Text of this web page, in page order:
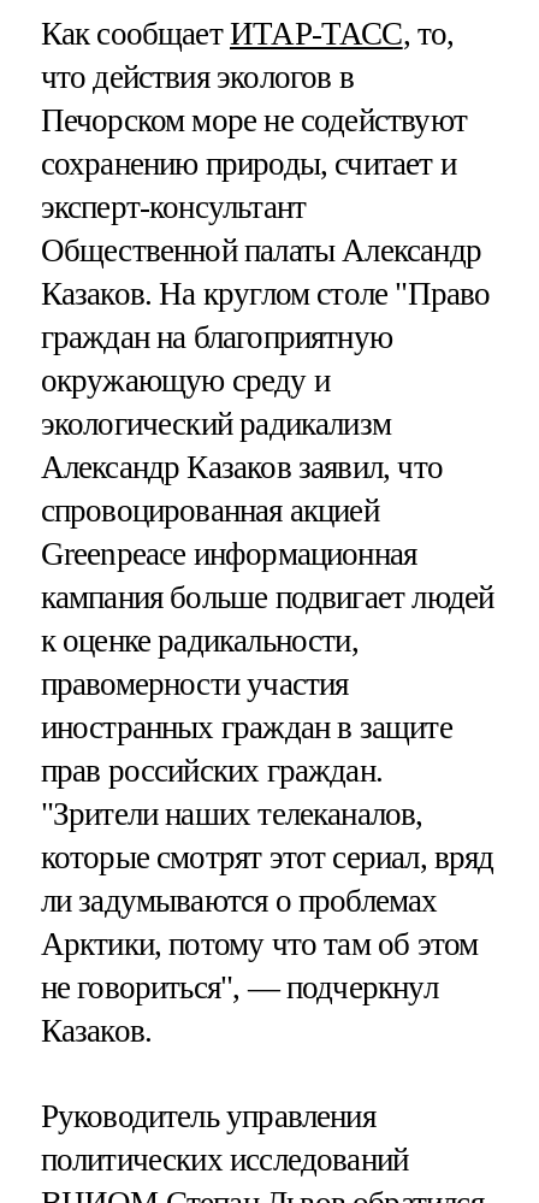
Как сообщаетИТАР-ТАСС, то,
что действия экологов в
Печорском море не содействуют
сохранению природы, считает и
эксперт-консультант
Общественной палаты Александр
Казаков. На круглом столе "Право
граждан на благоприятную
окружающую среду и
экологический радикализм
Александр Казаков заявил, что
спровоцированная акцией
Greenpeace информационная
кампания больше подвигает людей
к оценке радикальности,
правомерности участия
иностранных граждан в защите
прав российских граждан.
"Зрители наших телеканалов,
которые смотрят этот сериал, вряд
ли задумываются о проблемах
Арктики, потому что там об этом
не говориться", — подчеркнул
Казаков.
Руководитель управления
политических исследований